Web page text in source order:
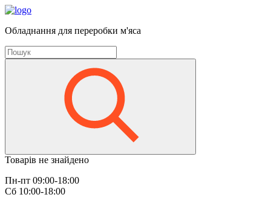
Обладнання для переробки м'яса
Товарів не знайдено
Пн-пт 09:00-18:00
Сб 10:00-18:00